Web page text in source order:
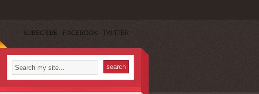
SUBSCRIBE FACEBOOK TWITTER